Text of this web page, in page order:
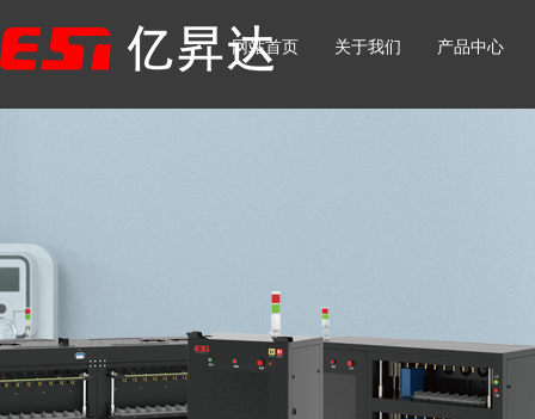
网站首页 关于我们 产品中心